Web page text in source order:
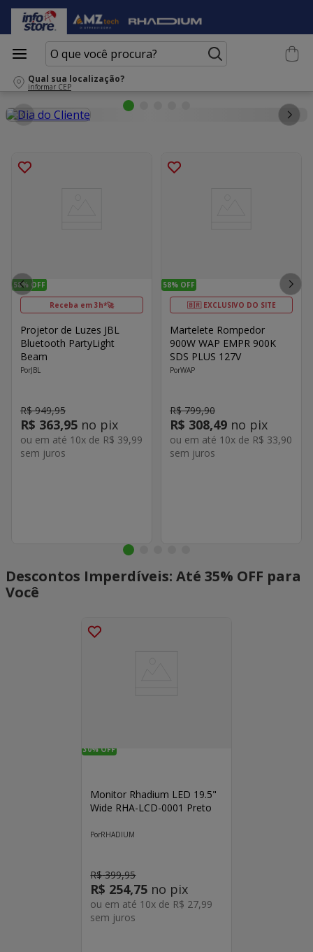
O que você procura?
Qual sua localização?
informar CEP
58% OFF
Receba em 3h*🚀
Projetor de Luzes JBL
Bluetooth PartyLight
Beam
JBL
R$ 949,95
R$ 363,95 no pix
ou em até 10x de R$ 39,99
sem juros
58% OFF
🇧🇷 EXCLUSIVO DO SITE
Martelete Rompedor
900W WAP EMPR 900K
SDS PLUS 127V
WAP
R$ 799,90
R$ 308,49 no pix
ou em até 10x de R$ 33,90
sem juros
Descontos Imperdíveis: Até 35% OFF para
Você
30%OFF
Monitor Rhadium LED 19.5"
Wide RHA-LCD-0001 Preto
RHADIUM
R$ 399,95
R$ 254,75 no pix
ou em até 10x de R$ 27,99
sem juros